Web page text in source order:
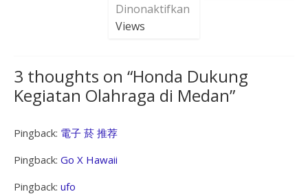
Dinonaktifkan
Views
3 thoughts on “Honda Dukung
Kegiatan Olahraga di Medan”
Pingback: 電子 菸 推荐
Pingback: Go X Hawaii
Pingback: ufo